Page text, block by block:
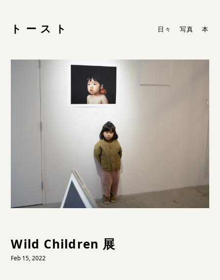
トースト 日々 写真 本
Wild Children 展
Feb 15, 2022